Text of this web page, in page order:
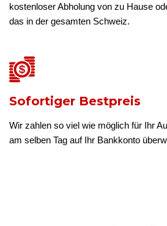
kostenloser Abholung von zu Hause
das in der gesamten Schweiz.
Sofortiger Bestpreis
Wir zahlen so viel wie möglich für Ihr
am selben Tag auf Ihr Bankkonto